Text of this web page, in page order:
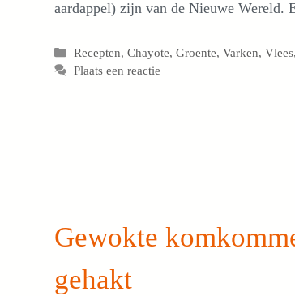
aardappel) zijn van de Nieuwe Wereld.
Categorieën
Recepten,Chayote,Groente,Varken,Vlees,
Plaats een reactie
Gewokte
gehakt